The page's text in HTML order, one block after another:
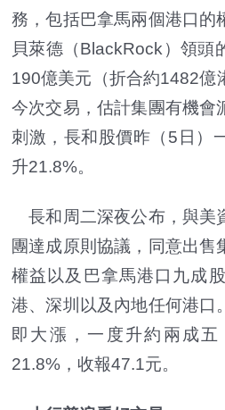
務，包括巴拿馬兩個港口的
貝萊德（BlackRock）領頭
190億美元（折合約1482億
今次交易，估計集團有機會
刺激，長和股價昨（5日）
升21.8%。
長和周二深夜公布，與美
團達成原則協議，同意出售
權益以及巴拿馬港口九成
港、深圳以及內地任何港口
即大漲，一度升約兩成
21.8%，收報47.1元。